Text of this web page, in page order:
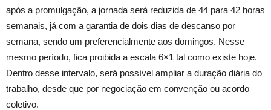
após a promulgação, a jornada será reduzida de 44 para 42 horas
semanais, já com a garantia de dois dias de descanso por
semana, sendo um preferencialmente aos domingos. Nesse
mesmo período, fica proibida a escala 6×1 tal como existe hoje.
Dentro desse intervalo, será possível ampliar a duração diária do
trabalho, desde que por negociação em convenção ou acordo
coletivo.